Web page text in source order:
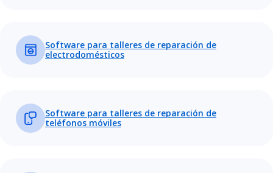
Software para talleres de reparación de
electrodomésticos
Software para talleres de reparación de
teléfonos móviles